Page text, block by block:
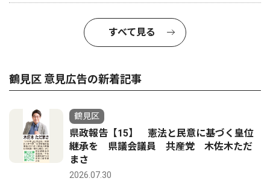
すべて見る
鶴見区 意見広告の新着記事
鶴見区
県政報告【15】 憲法と民意に基づく皇位
継承を 県議会議員 共産党 木佐木ただ
まさ
2026.07.30